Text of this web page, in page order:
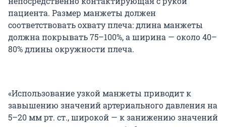
пациента. Размер манжеты должен
соответствовать охвату плеча: длина манжеты
должна покрывать 75–100%, а ширина — около 40–
80% длины окружности плеча.
«Использование узкой манжеты приводит к
завышению значений артериального давления на
5–20 мм рт. ст., широкой — к занижению значений